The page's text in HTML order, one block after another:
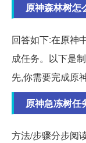
原神森林树怎
回答如下:在原神
成任务。以下是
先,你需要完成原
原神急冻树任
方法/步骤分步阅